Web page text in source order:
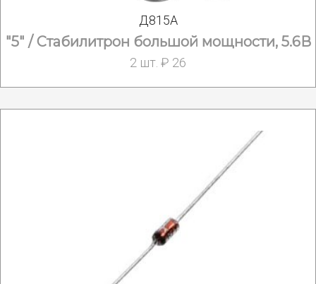
Д815А
"5" / Стабилитрон большой мощности, 5.6В
2 шт. ₽ 26